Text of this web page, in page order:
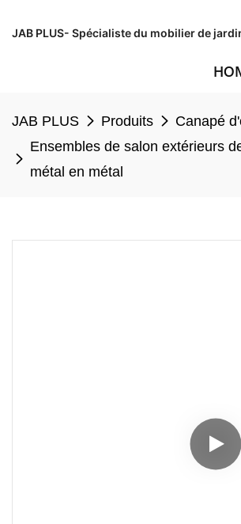
JAB PLUS- Spécialiste du mobilier de
JAB PLUS Produits Canapé
Ensembles de salon extérieurs
métal en métal